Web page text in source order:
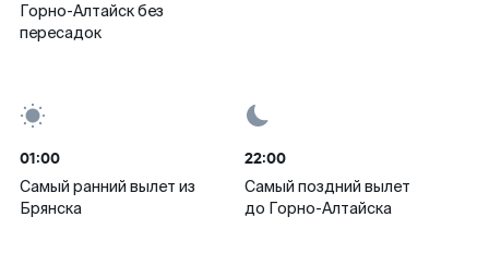
Горно-Алтайск без
пересадок
01:00
Самый ранний вылет из
Брянска
22:00
Самый поздний вылет
до Горно-Алтайска